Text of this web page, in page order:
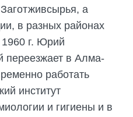
а
в разных районах
1960 г. Юрий
переезжает в Алма-
работать
институт
и гигиены и в